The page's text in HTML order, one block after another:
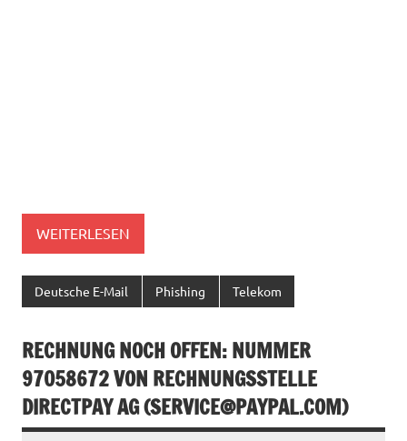
WEITERLESEN
Deutsche E-Mail Phishing Telekom
RECHNUNG NOCH OFFEN: NUMMER
97058672 VON RECHNUNGSSTELLE
DIRECTPAY AG (SERVICE@PAYPAL.COM)